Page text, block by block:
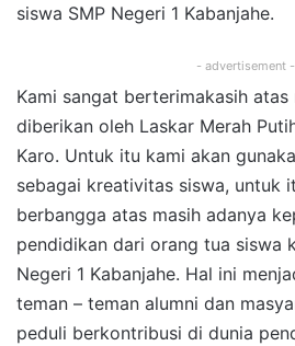
siswa SMP Negeri 1 Kabanjahe.
- advertisement -
Kami sangat berterimakasih atas
diberikan oleh Laskar Merah
Karo. Untuk itu kami akan
sebagai kreativitas siswa, untuk
berbangga atas masih adanya
pendidikan dari orang tua siswa
Negeri 1 Kabanjahe. Hal ini
teman – teman alumni dan
peduli berkontribusi di dunia